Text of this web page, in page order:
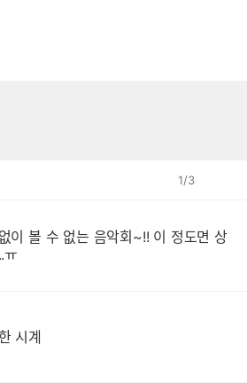
1/3
이 볼 수 없는 음악회~!! 이 정도면 상
ㅠ
시계